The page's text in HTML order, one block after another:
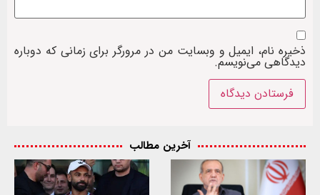
ذخیره نام، ایمیل و وبسایت من در مرورگر برای زمانی که دوباره
دیدگاهی می‌نویسم.
آخرین مطالب